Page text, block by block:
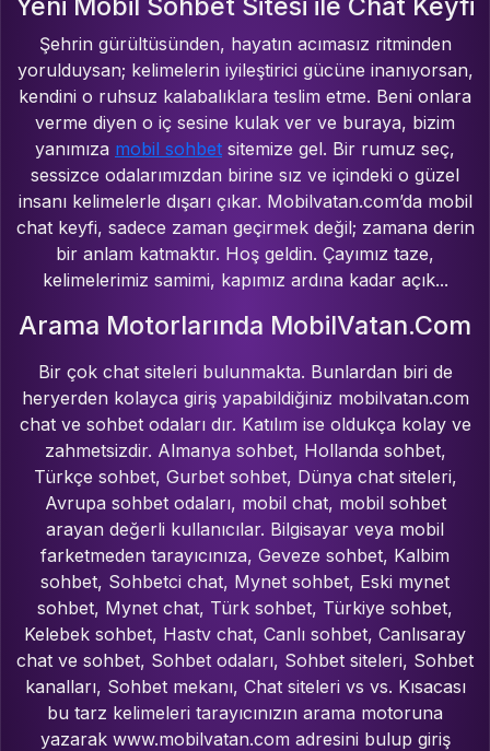
Şehrin gürültüsünden, hayatın acımasız ritminden
yorulduysan; kelimelerin iyileştirici gücüne inanıyorsan,
kendini o ruhsuz kalabalıklara teslim etme. Beni onlara
verme diyen o iç sesine kulak ver ve buraya, bizim
yanımıza mobil sohbet sitemize gel. Bir rumuz seç,
sessizce odalarımızdan birine sız ve içindeki o güzel
insanı kelimelerle dışarı çıkar. Mobilvatan.com’da mobil
chat keyfi, sadece zaman geçirmek değil; zamana derin
bir anlam katmaktır. Hoş geldin. Çayımız taze,
kelimelerimiz samimi, kapımız ardına kadar açık...
Arama Motorlarında MobilVatan.Com
Bir çok chat siteleri bulunmakta. Bunlardan biri de
heryerden kolayca giriş yapabildiğiniz mobilvatan.com
chat ve sohbet odaları dır. Katılım ise oldukça kolay ve
zahmetsizdir. Almanya sohbet, Hollanda sohbet,
Türkçe sohbet, Gurbet sohbet, Dünya chat siteleri,
Avrupa sohbet odaları, mobil chat, mobil sohbet
arayan değerli kullanıcılar. Bilgisayar veya mobil
farketmeden tarayıcınıza, Geveze sohbet, Kalbim
sohbet, Sohbetci chat, Mynet sohbet, Eski mynet
sohbet, Mynet chat, Türk sohbet, Türkiye sohbet,
Kelebek sohbet, Hastv chat, Canlı sohbet, Canlısaray
chat ve sohbet, Sohbet odaları, Sohbet siteleri, Sohbet
kanalları, Sohbet mekanı, Chat siteleri vs vs. Kısacası
bu tarz kelimeleri tarayıcınızın arama motoruna
yazarak www.mobilvatan.com adresini bulup giriş